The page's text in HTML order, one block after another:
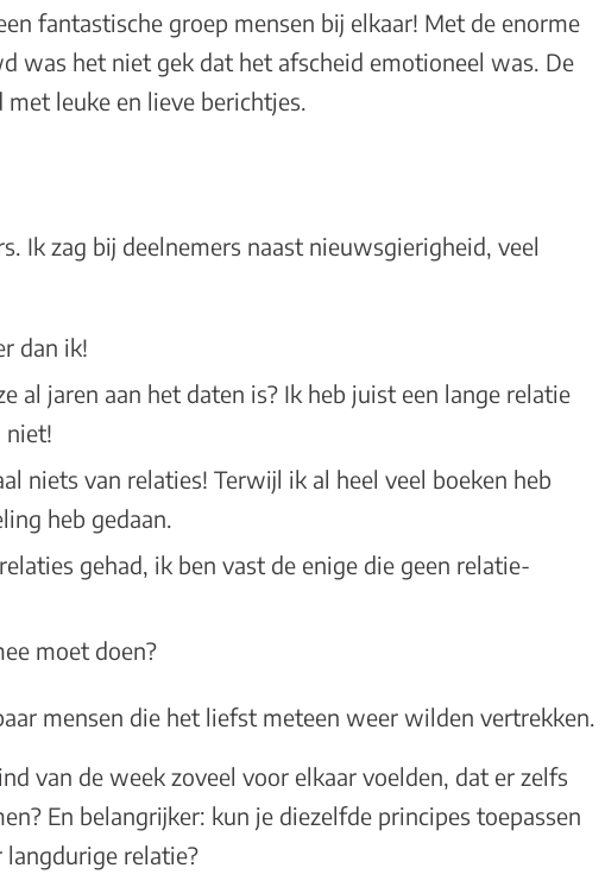
fantastische groep mensen bij elkaar! Met de enorme
was het niet gek dat het afscheid emotioneel was. De
leuke en lieve berichtjes.
Ik zag bij deelnemers naast nieuwsgierigheid, veel
dan ik!
al jaren aan het daten is? Ik heb juist een lange relatie
niet!
niets van relaties! Terwijl ik al heel veel boeken heb
heb gedaan.
gehad, ik ben vast de enige die geen relatie-
moet doen?
mensen die het liefst meteen weer wilden vertrekken.
van de week zoveel voor elkaar voelden, dat er zelfs
En belangrijker: kun je diezelfde principes toepassen
langdurige relatie?